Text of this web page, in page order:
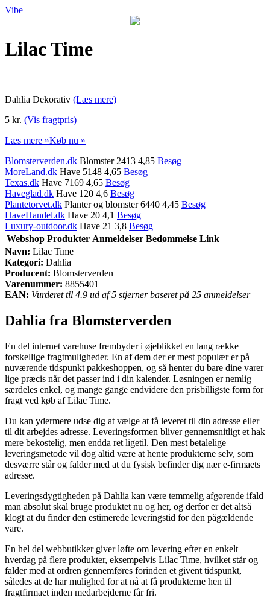
Vibe
Lilac Time
Dahlia Dekorativ (Læs mere)
5 kr. (Vis fragtpris)
Læs mere »Køb nu »
Blomsterverden.dk Blomster 2413 4,85 Besøg
MoreLand.dk Have 5148 4,65 Besøg
Texas.dk Have 7169 4,65 Besøg
Haveglad.dk Have 120 4,6 Besøg
Plantetorvet.dk Planter og blomster 6440 4,45 Besøg
HaveHandel.dk Have 20 4,1 Besøg
Luxury-outdoor.dk Have 21 3,8 Besøg
Webshop Produkter Anmeldelser Bedømmelse Link
Navn: Lilac Time
Kategori: Dahlia
Producent: Blomsterverden
Varenummer: 8855401
EAN: Vurderet til 4.9 ud af 5 stjerner baseret på 25 anmeldelser
Dahlia fra Blomsterverden
En del internet varehuse frembyder i øjeblikket en lang række
forskellige fragtmuligheder. En af dem der er mest populær er på
nuværende tidspunkt pakkeshoppen, og så henter du bare dine varer
lige præcis når det passer ind i din kalender. Løsningen er nemlig
særdeles enkel, og mange gange endvidere den prisbilligste form for
fragt ved køb af Lilac Time.
Du kan ydermere udse dig at vælge at få leveret til din adresse eller
til dit arbejdes adresse. Leveringsformen bliver gennemsnitligt et hak
mere bekostelig, men endda ret ligetil. Den mest betalelige
leveringsmetode vil dog altid være at hente produkterne selv, som
desværre står og falder med at du fysisk befinder dig nær e-firmaets
adresse.
Leveringsdygtigheden på Dahlia kan være temmelig afgørende ifald
man absolut skal bruge produktet nu og her, og derfor er det altså
klogt at du finder den estimerede leveringstid for den pågældende
vare.
En hel del webbutikker giver løfte om levering efter en enkelt
hverdag på flere produkter, eksempelvis Lilac Time, hvilket står og
falder med at ordren gennemføres forinden et givent tidspunkt,
således at de har mulighed for at nå at få produkterne hen til
fragtfirmaet inden medarbejderne får fri.